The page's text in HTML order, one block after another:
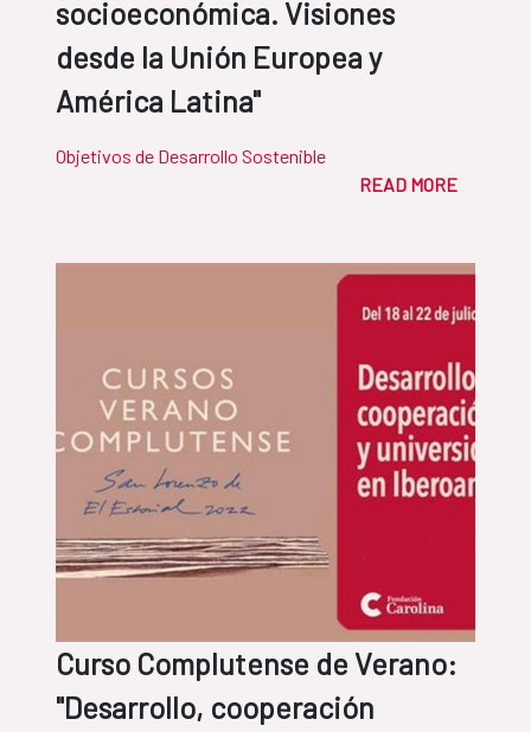
socioeconómica. Visiones
desde la Unión Europea y
América Latina"
Objetivos de Desarrollo Sostenible
READ MORE
Curso Complutense de Verano:
"Desarrollo, cooperación